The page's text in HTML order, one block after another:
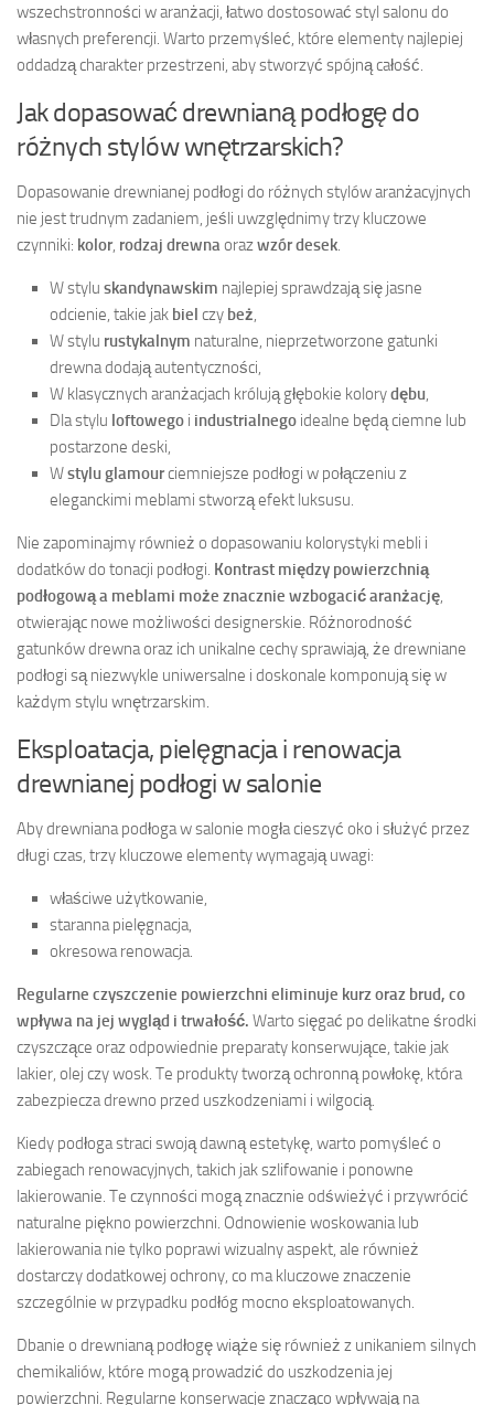
wszechstronności w aranżacji, łatwo dostosować styl salonu do
własnych preferencji. Warto przemyśleć, które elementy najlepiej
oddadzą charakter przestrzeni, aby stworzyć spójną całość.
Jak dopasować drewnianą podłogę do
różnych stylów wnętrzarskich?
Dopasowanie drewnianej podłogi do różnych stylów aranżacyjnych
nie jest trudnym zadaniem, jeśli uwzględnimy trzy kluczowe
czynniki: kolor, rodzaj drewnaorazwzór desek.
W stylu skandynawskim najlepiej sprawdzają się jasne
odcienie, takie jak biel czy beż,
W stylu rustykalnym naturalne, nieprzetworzone gatunki
drewna dodają autentyczności,
W klasycznych aranżacjach królują głębokie kolorydębu,
Dla stylu loftowego i industrialnego idealne będą ciemne lub
postarzone deski,
Wstylu glamourciemniejsze podłogi w połączeniu z
eleganckimi meblami stworzą efekt luksusu.
Nie zapominajmy również o dopasowaniu kolorystyki mebli i
dodatków do tonacji podłogi. Kontrast między powierzchnią
podłogową a meblami może znacznie wzbogacić aranżację,
otwierając nowe możliwości designerskie. Różnorodność
gatunków drewna oraz ich unikalne cechy sprawiają, że drewniane
podłogi są niezwykle uniwersalne i doskonale komponują się w
każdym stylu wnętrzarskim.
Eksploatacja, pielęgnacja i renowacja
drewnianej podłogi w salonie
Aby drewniana podłoga w salonie mogła cieszyć oko i służyć przez
długi czas, trzy kluczowe elementy wymagają uwagi:
właściwe użytkowanie,
staranna pielęgnacja,
okresowa renowacja.
Regularne czyszczenie powierzchni eliminuje kurz oraz brud, co
wpływa na jej wygląd i trwałość. Warto sięgać po delikatne środki
czyszczące oraz odpowiednie preparaty konserwujące, takie jak
lakier, olej czy wosk. Te produkty tworzą ochronną powłokę, która
zabezpiecza drewno przed uszkodzeniami i wilgocią.
Kiedy podłoga straci swoją dawną estetykę, warto pomyśleć o
zabiegach renowacyjnych, takich jak szlifowanie i ponowne
lakierowanie. Te czynności mogą znacznie odświeżyć i przywrócić
naturalne piękno powierzchni. Odnowienie woskowania lub
lakierowania nie tylko poprawi wizualny aspekt, ale również
dostarczy dodatkowej ochrony, co ma kluczowe znaczenie
szczególnie w przypadku podłóg mocno eksploatowanych.
Dbanie o drewnianą podłogę wiąże się również z unikaniem silnych
chemikaliów, które mogą prowadzić do uszkodzenia jej
powierzchni. Regularne konserwacje znacząco wpływają na